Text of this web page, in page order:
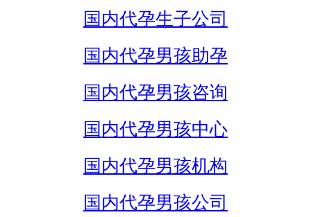
国内代孕生子公司
国内代孕男孩助孕
国内代孕男孩咨询
国内代孕男孩中心
国内代孕男孩机构
国内代孕男孩公司